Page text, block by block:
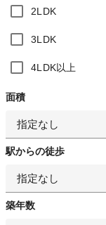
2LDK
3LDK
4LDK以上
面積
指定なし
駅からの徒歩
指定なし
築年数